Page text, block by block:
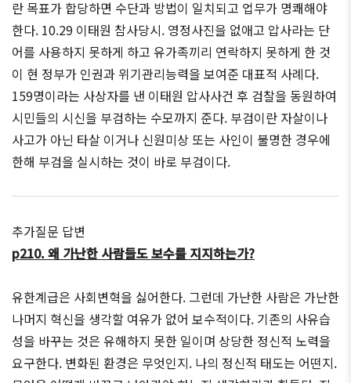
란 목표가 합당하면 수단과 방법이 일치되고 업무가 명쾌해야
한다. 10.29 이태원 참사당시. 영정사진을 없애고 압사라는 단
어를 사용하지 못하게 하고 유가족끼리 연락하지 못하게 한 것
이 현 정부가 인권과 위기관리능력을 보여준 대표적 사례다.
159명이라는 사상자를 낸 이태원 압사사건 후 검찰을 동원하여
시민들의 시신을 부검하는 수모까지 준다. 부검이란 자살이나
사고가 아닌 타살 이거나 신원미상 또는 사인이 불명한 경우에
한해 부검을 실시하는 것이 바로 부검이다.
추가질문 답변
p210. 왜 가난한 사람들도 보수를 지지하는가?
유한계급은 사회변혁을 싫어한다. 그런데 가난한 사람은 가난한
나머지 혁신을 생각할 여유가 없어 보수적이다. 기존의 사유습
성을 바꾸는 것은 유해하지 못한 일이며 상당한 정신적 노력을
요구한다. 변화된 환경은 무엇인지. 나의 정신적 태도는 어떤지.